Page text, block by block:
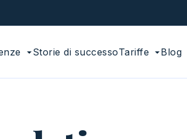
Storie di successoTariffe Blog